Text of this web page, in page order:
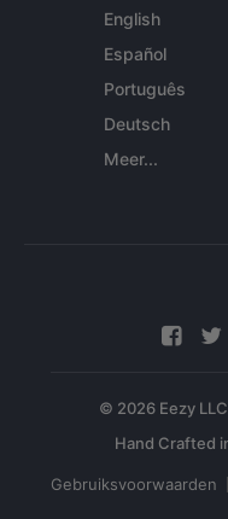
English
Español
Português
Deutsch
Meer...
© 2026 Eezy
Gebruiksvoorwaarden